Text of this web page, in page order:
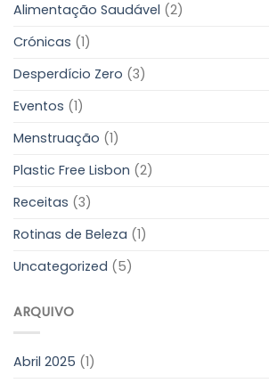
Alimentação Saudável (2)
Crónicas (1)
Desperdício Zero (3)
Eventos (1)
Menstruação (1)
Plastic Free Lisbon (2)
Receitas (3)
Rotinas de Beleza (1)
Uncategorized (5)
ARQUIVO
Abril 2025 (1)